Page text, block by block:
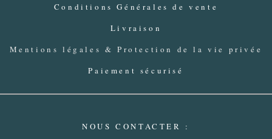
Conditions Générales de vente
Livraison
Mentions légales & Protection de la vie privée
Paiement sécurisé
NOUS CONTACTER :